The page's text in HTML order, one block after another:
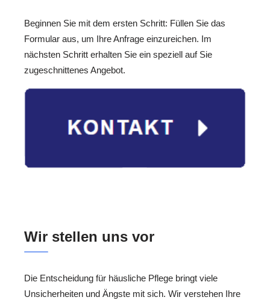
Beginnen Sie mit dem ersten Schritt: Füllen Sie das
Formular aus, um Ihre Anfrage einzureichen. Im
nächsten Schritt erhalten Sie ein speziell auf Sie
zugeschnittenes Angebot.
Wir stellen uns vor
Die Entscheidung für häusliche Pflege bringt viele
Unsicherheiten und Ängste mit sich. Wir verstehen Ihre